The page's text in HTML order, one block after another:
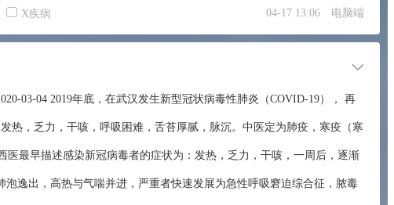
X疾病 04-17 13:06 电脑端
03-04 2019年底，在武汉发生新型冠状病毒性肺炎（COVID-19）， 再
热，乏力，干咳，呼吸困难，舌苔厚腻，脉沉。中医定为肺疫，寒疫（寒
医最早描述感染新冠病毒者的症状为：发热，乏力，干咳，一周后，逐渐
逸出，高热与气喘并进，严重者快速发展为急性呼吸窘迫综合征，脓毒